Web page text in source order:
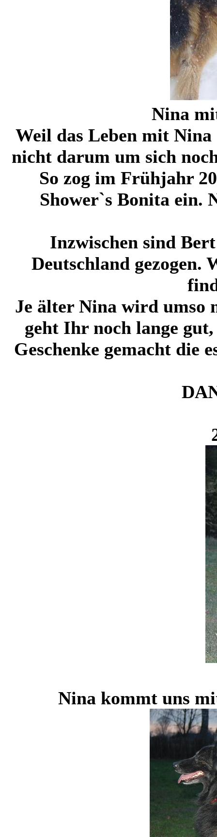
Nina
Weil das Leben mit
nicht darum um sich
So zog im Frühjahr
Shower`s Bonita ein.
Inzwischen sind
Deutschland
Je älter Nina wird umso
geht Ihr noch lange
Geschenke gemacht die
Nina kommt uns